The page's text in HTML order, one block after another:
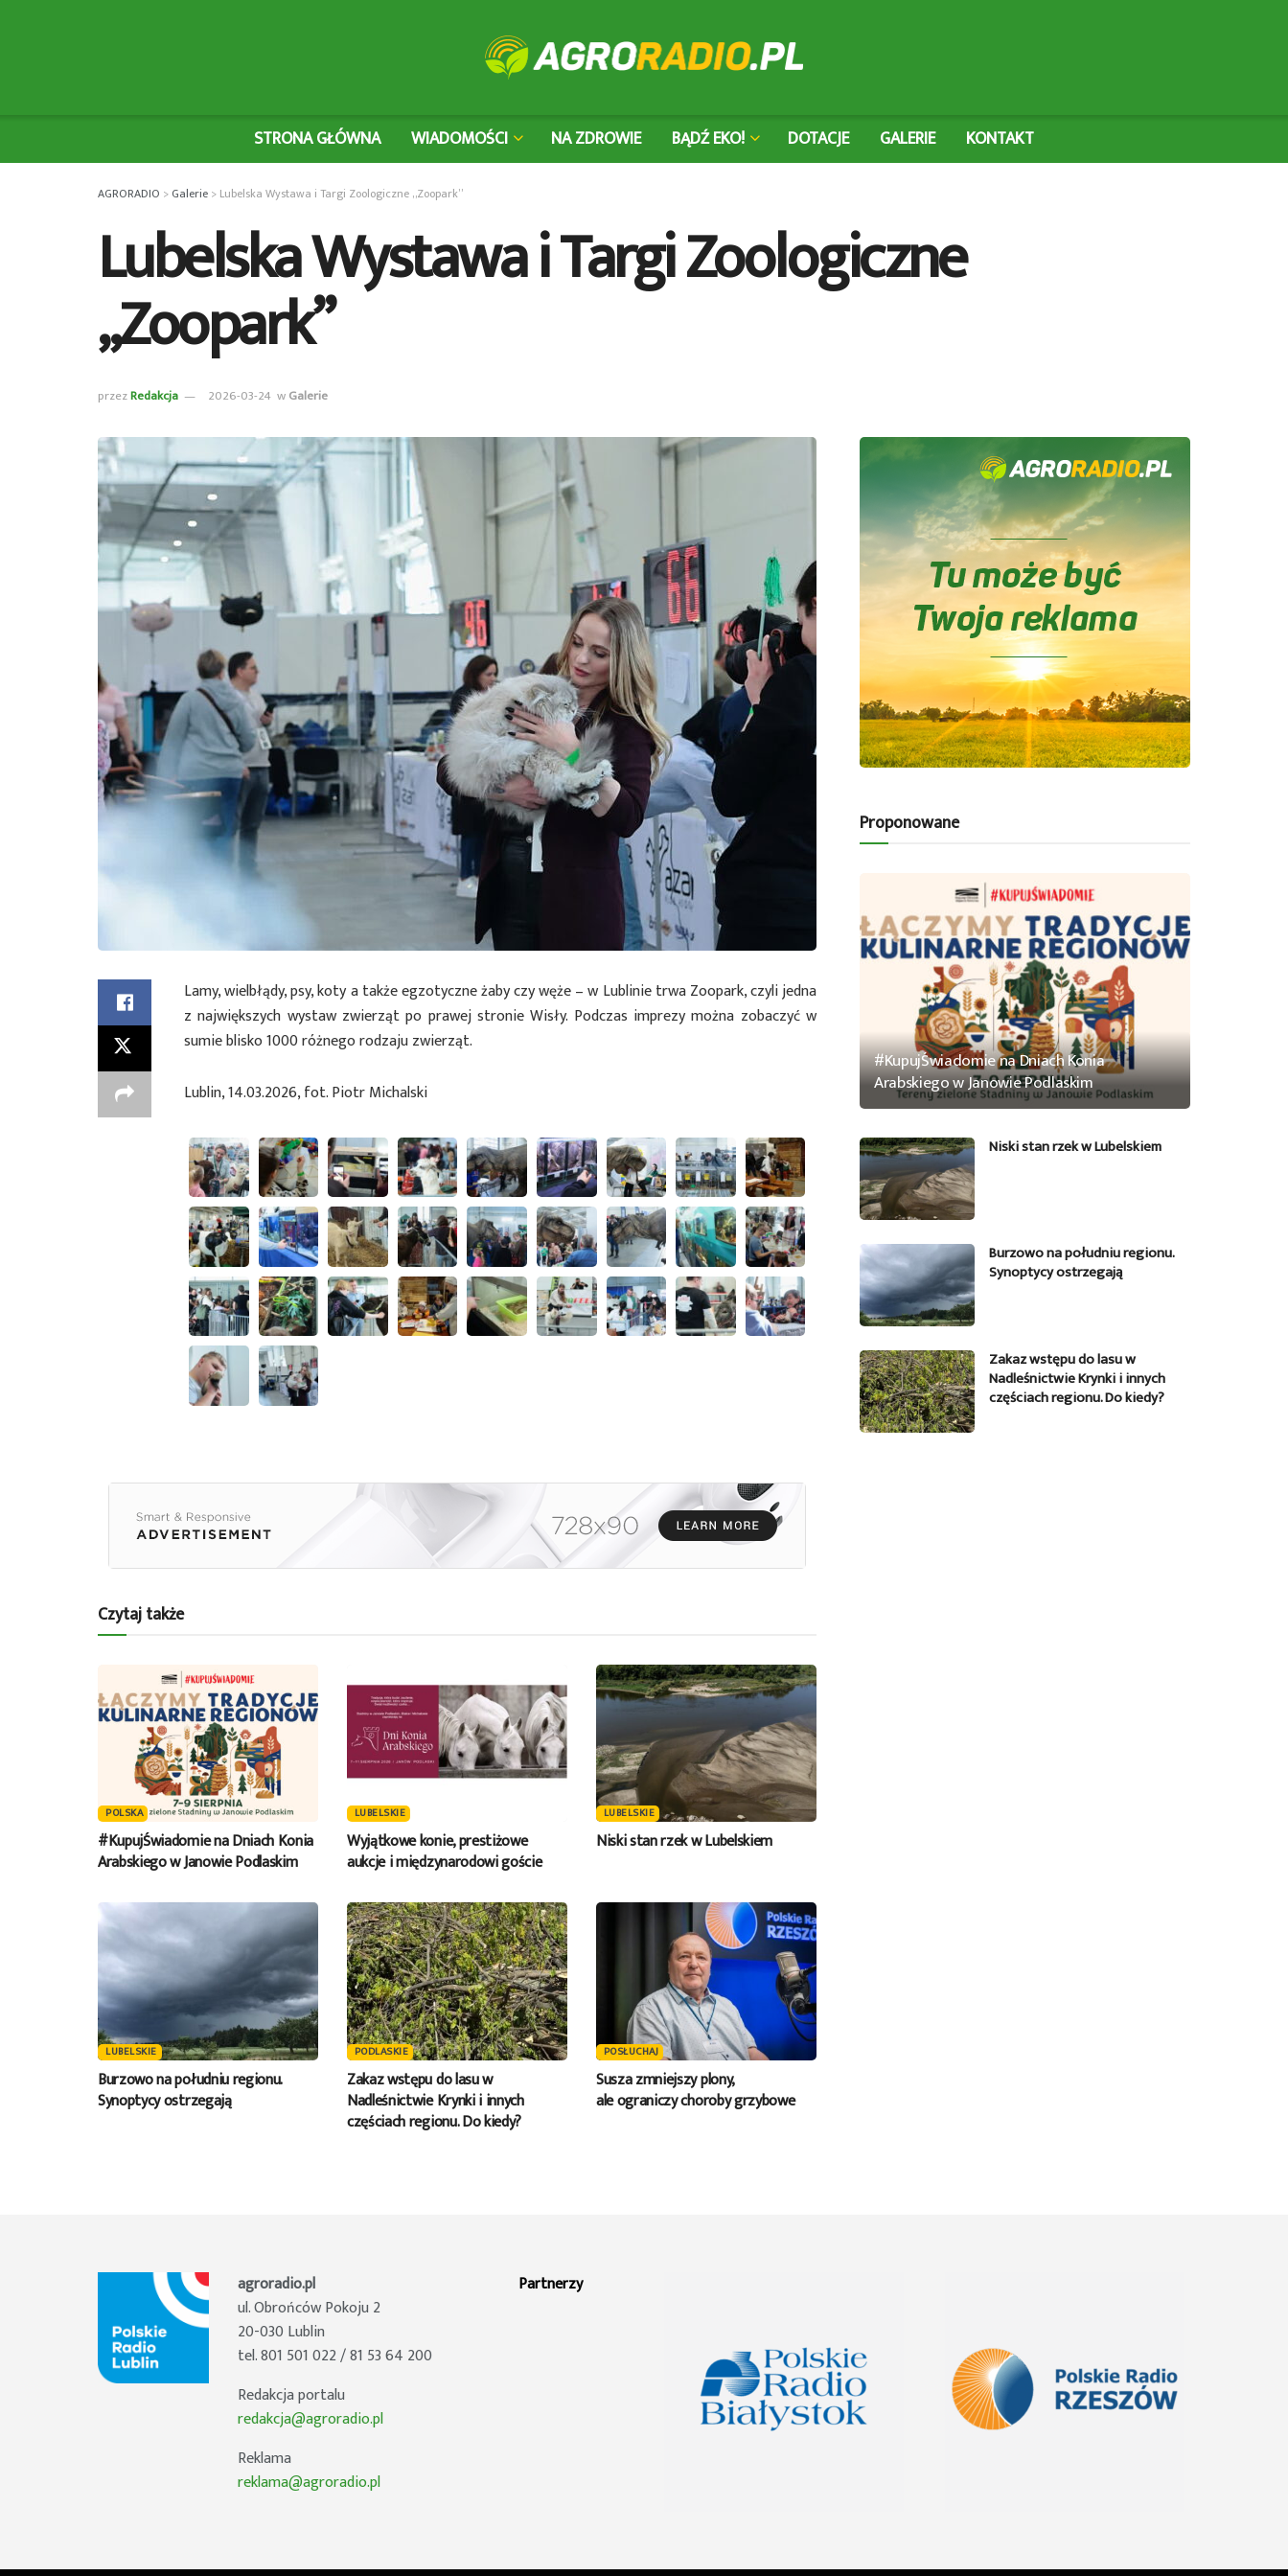
STRONA GŁÓWNA WIADOMOŚCI NA ZDROWIE BĄDŹ EKO! DOTACJE GALERIE KONTAKT
AGRORADIO > Galerie > Lubelska Wystawa i Targi Zoologiczne „Zoopark”
Lubelska Wystawa i Targi Zoologiczne
„Zoopark”
przezRedakcja 2026-03-24 wGalerie
Lamy, wielbłądy, psy, koty a także egzotyczne żaby czy węże – w Lublinie trwa Zoopark, czyli jedna
z największych wystaw zwierząt po prawej stronie Wisły. Podczas imprezy można zobaczyć w
sumie blisko 1000 różnego rodzaju zwierząt.
Lublin, 14.03.2026, fot. Piotr Michalski
Czytaj także
POLSKA
#KupujŚwiadomie na Dniach Konia
Arabskiego w Janowie Podlaskim
LUBELSKIE
Wyjątkowe konie, prestiżowe
aukcje i międzynarodowi goście
LUBELSKIE
Niski stan rzek w Lubelskiem
LUBELSKIE
Burzowo na południu regionu.
Synoptycy ostrzegają
PODLASKIE
Zakaz wstępu do lasu w
Nadleśnictwie Krynki i innych
częściach regionu. Do kiedy?
POSŁUCHAJ
Susza zmniejszy plony,
ale ograniczy choroby grzybowe
Proponowane
#KupujŚwiadomie na Dniach Konia
Arabskiego w Janowie Podlaskim
Niski stan rzek w Lubelskiem
Burzowo na południu regionu.
Synoptycy ostrzegają
Zakaz wstępu do lasu w
Nadleśnictwie Krynki i innych
częściach regionu. Do kiedy?
agroradio.pl
ul. Obrońców Pokoju 2
20-030 Lublin
tel. 801 501 022 / 81 53 64 200
Redakcja portalu
redakcja@agroradio.pl
Reklama
reklama@agroradio.pl
Partnerzy